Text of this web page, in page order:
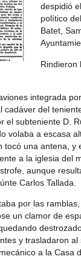
despidió
político
Batet,
Rindieron
integrada
cadáver del
el subteniente D.
volaba a escasa
tocó una antena,
a la iglesia del
aunque
Carlos Tallada.
por las
un clamor de
y trasladaron
a la Casa